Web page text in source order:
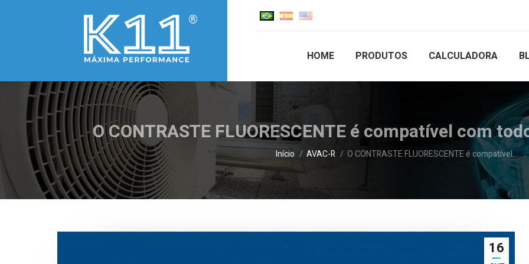
HOME PRODUTOS CALCULADORA
O CONTRASTE FLUORESCENTE é compatível com
Você está aqui:
Início AVAC-R O CONTRASTE FLUORESCENTE é compatível…
16